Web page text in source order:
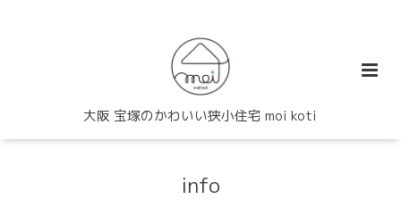
大阪 宝塚のかわいい狭小住宅 moi koti
info